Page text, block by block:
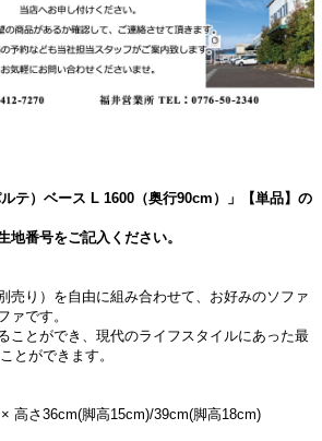
テ）ベース L 1600（奥行90cm）」【単品】の
番号をご記入ください。
売り）を自由に組み合わせて、お好みのソファ
ァです。
ことができ、現代のライフスタイルにあった最
とができます。
高さ36cm(脚高15cm)/39cm(脚高18cm)